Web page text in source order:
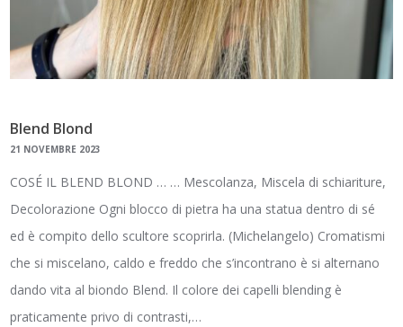
Blend Blond
21 NOVEMBRE 2023
COSÉ IL BLEND BLOND … … Mescolanza, Miscela di schiariture,
Decolorazione Ogni blocco di pietra ha una statua dentro di sé
ed è compito dello scultore scoprirla. (Michelangelo) Cromatismi
che si miscelano, caldo e freddo che s’incontrano è si alternano
dando vita al biondo Blend. Il colore dei capelli blending è
praticamente privo di contrasti,…